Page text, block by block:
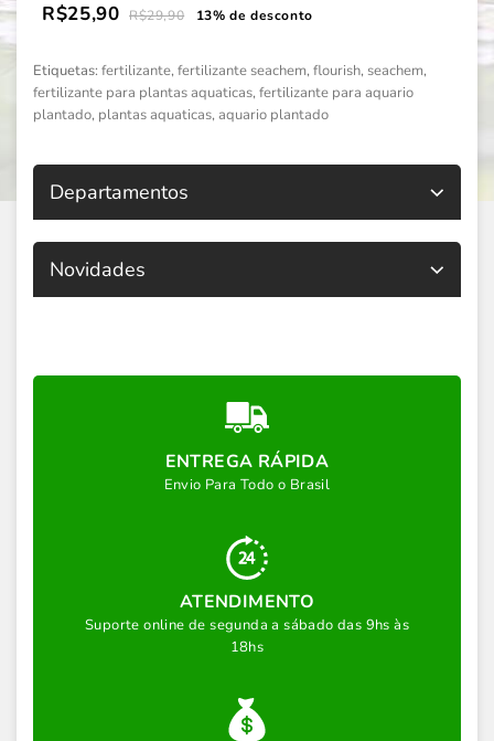
R$25,90 R$29,90 13% de desconto
Etiquetas: fertilizante, fertilizante seachem, flourish, seachem,
fertilizante para plantas aquaticas, fertilizante para aquario
plantado, plantas aquaticas, aquario plantado
Departamentos
Novidades
ENTREGA RÁPIDA
Envio Para Todo o Brasil
ATENDIMENTO
Suporte online de segunda a sábado das 9hs às
18hs